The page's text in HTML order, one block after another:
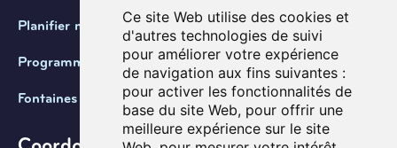
Ce site Web utilise des cookies et
d'autres technologies de suivi
pour améliorer votre expérience
de navigation aux fins suivantes :
pour activer les fonctionnalités de
base du site Web, pour offrir une
meilleure expérience sur le site
Planifier ma visite
Programmation
Fontaines de Belgique